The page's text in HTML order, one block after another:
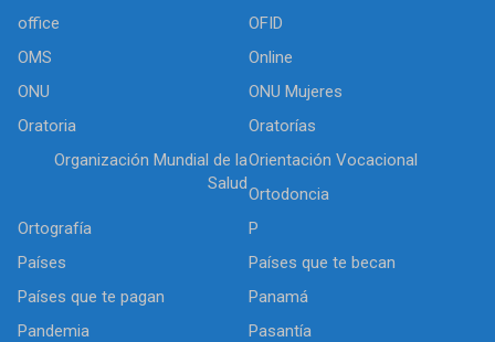
office
OFID
OMS
Online
ONU
ONU Mujeres
Oratoria
Oratorías
Organización Mundial de la
Salud
Orientación Vocacional
Ortodoncia
Ortografía
P
Países
Países que te becan
Países que te pagan
Panamá
Pandemia
Pasantía